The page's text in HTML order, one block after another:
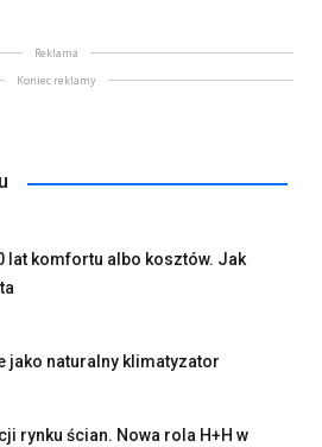
Reklama
Koniec reklamy
lat komfortu albo kosztów. Jak
jako naturalny klimatyzator
rynku ścian. Nowa rola H+H w